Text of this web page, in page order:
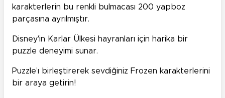
karakterlerin bu renkli bulmacası 200 yapboz
parçasına ayrılmıştır.
Disney'in Karlar Ülkesi hayranları için harika bir
puzzle deneyimi sunar.
Puzzle’ı birleştirerek sevdiğiniz Frozen karakterlerini
bir araya getirin!